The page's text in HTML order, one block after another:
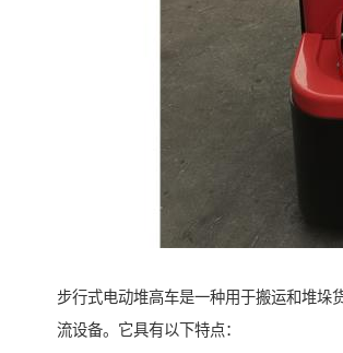
步行式电动堆高车是一种用于搬运和堆垛
流设备。它具有以下特点：